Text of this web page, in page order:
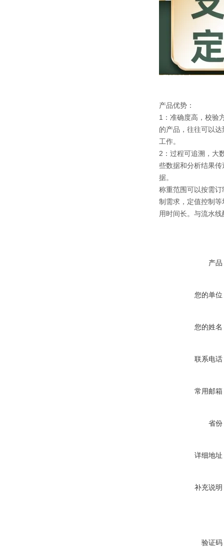
产品优势：
1：准确度高，校验
的产品，往往可以
工作。
2：过程可追溯，大
些数据和分析结果
据。
称重范围可以按需
制需求，定值控制
用时间长。与流水
产品
您的单位
您的姓名
联系电话
常用邮箱
省份
详细地址
补充说明
验证码